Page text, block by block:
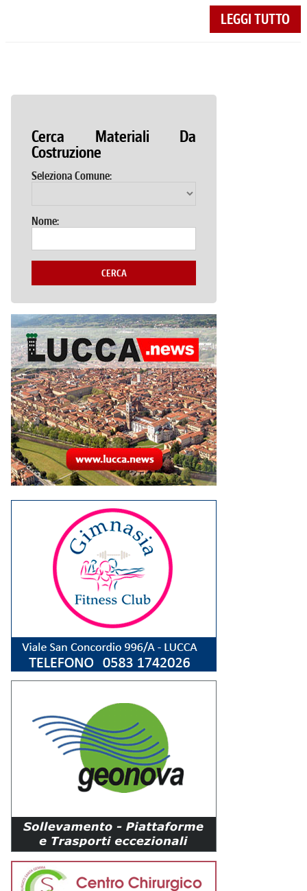
LEGGI TUTTO
Cerca Materiali Da
Costruzione
Seleziona Comune:
Nome:
CERCA